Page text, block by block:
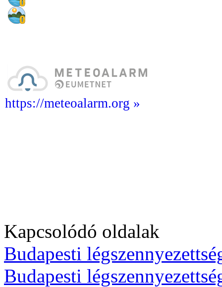
https://meteoalarm.org »
Kapcsolódó oldalak
Budapesti
Budapesti